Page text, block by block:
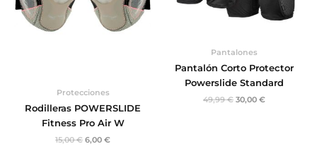
Protecciones
Rodilleras POWERSLIDE
Fitness Pro Air W
15,00€ 6,00 €
Pantalones
Pantalón Corto Protector
Powerslide Standard
49,99€ 30,00 €